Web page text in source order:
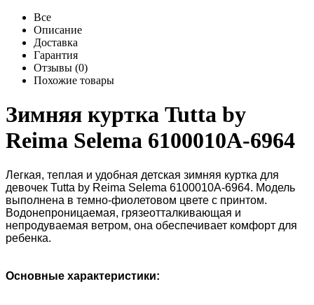
Все
Описание
Доставка
Гарантия
Отзывы (0)
Похожие товары
Зимняя куртка Tutta by
Reima Selema 6100010A-6964
Легкая, теплая и удобная детская зимняя куртка для
девочек Tutta by Reima Selema 6100010A-6964. Модель
выполнена в темно-фиолетовом цвете с принтом.
Водонепроницаемая, грязеотталкивающая и
непродуваемая ветром, она обеспечивает комфорт для
ребенка.
Основные характеристики: